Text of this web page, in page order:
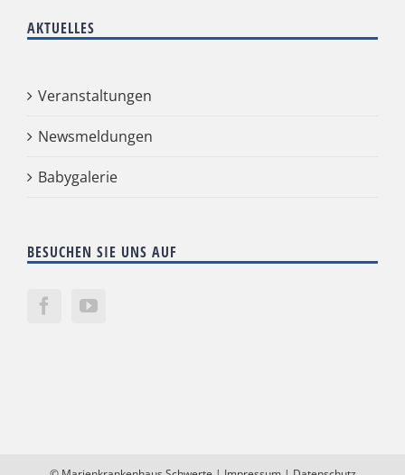
AKTUELLES
Veranstaltungen
Newsmeldungen
Babygalerie
BESUCHEN SIE UNS AUF